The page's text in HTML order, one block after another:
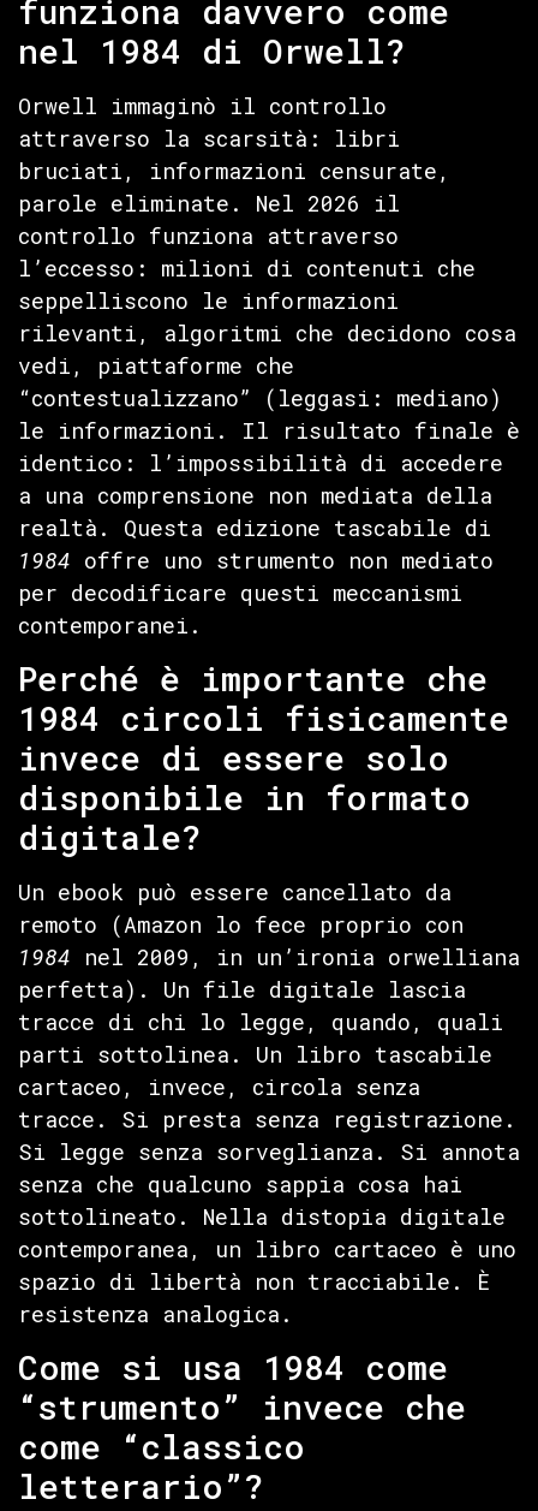
funziona davvero come
nel 1984 di Orwell?
Orwell immaginò il controllo
attraverso la scarsità: libri
bruciati, informazioni censurate,
parole eliminate. Nel 2026 il
controllo funziona attraverso
l’eccesso: milioni di contenuti che
seppelliscono le informazioni
rilevanti, algoritmi che decidono cosa
vedi, piattaforme che
“contestualizzano” (leggasi: mediano)
le informazioni. Il risultato finale è
identico: l’impossibilità di accedere
a una comprensione non mediata della
realtà. Questa edizione tascabile di
1984 offre uno strumento non mediato
per decodificare questi meccanismi
contemporanei.
Perché è importante che
1984 circoli fisicamente
invece di essere solo
disponibile in formato
digitale?
Un ebook può essere cancellato da
remoto (Amazon lo fece proprio con
1984 nel 2009, in un’ironia orwelliana
perfetta). Un file digitale lascia
tracce di chi lo legge, quando, quali
parti sottolinea. Un libro tascabile
cartaceo, invece, circola senza
tracce. Si presta senza registrazione.
Si legge senza sorveglianza. Si annota
senza che qualcuno sappia cosa hai
sottolineato. Nella distopia digitale
contemporanea, un libro cartaceo è uno
spazio di libertà non tracciabile. È
resistenza analogica.
Come si usa 1984 come
“strumento” invece che
come “classico
letterario”?